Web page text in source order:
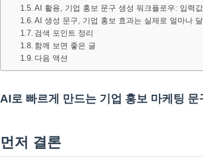
AI 활용, 기업 홍보 문구 생성 워크플로우: 입력
AI 생성 문구, 기업 홍보 효과는 실제로 얼마나
검색 포인트 정리
함께 보면 좋은 글
다음 액션
AI로 빠르게 만드는 기업 홍보 마케팅
먼저 결론